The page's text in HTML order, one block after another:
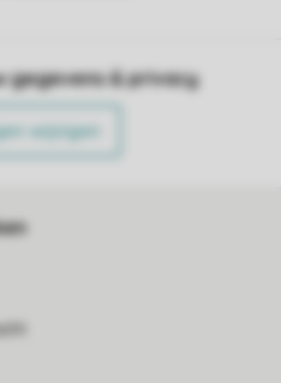
gegevens & privacy
wijzigen